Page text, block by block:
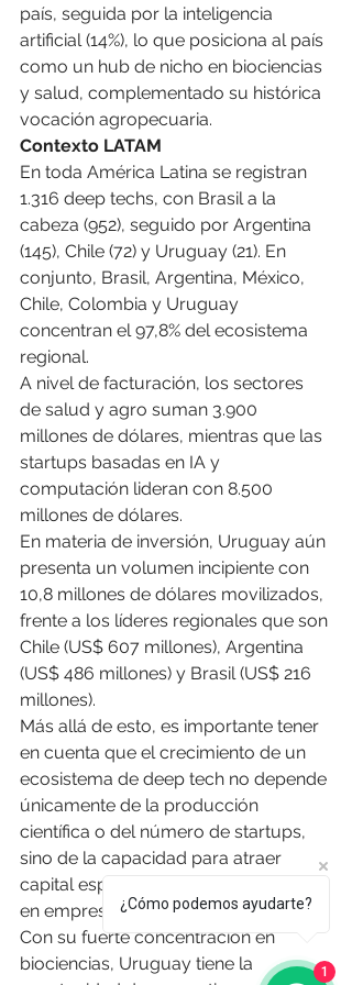
país, seguida por la inteligencia
artificial (14%), lo que posiciona al país
como un hub de nicho en biociencias
y salud, complementado su histórica
vocación agropecuaria.
Contexto LATAM
En toda América Latina se registran
1.316 deep techs, con Brasil a la
cabeza (952), seguido por Argentina
(145), Chile (72) y Uruguay (21). En
conjunto, Brasil, Argentina, México,
Chile, Colombia y Uruguay
concentran el 97,8% del ecosistema
regional.
A nivel de facturación, los sectores
de salud y agro suman 3.900
millones de dólares, mientras que las
startups basadas en IA y
computación lideran con 8.500
millones de dólares.
En materia de inversión, Uruguay aún
presenta un volumen incipiente con
10,8 millones de dólares movilizados,
frente a los líderes regionales que son
Chile (US$ 607 millones), Argentina
(US$ 486 millones) y Brasil (US$ 216
millones).
Más allá de esto, es importante tener
en cuenta que el crecimiento de un
ecosistema de deep tech no depende
únicamente de la producción
científica o del número de startups,
sino de la capacidad para atraer
capital especializado y transformarlo
en empresas escalables.
Con su fuerte concentración en
biociencias, Uruguay tiene la
¿Cómo podemos ayudarte?
1